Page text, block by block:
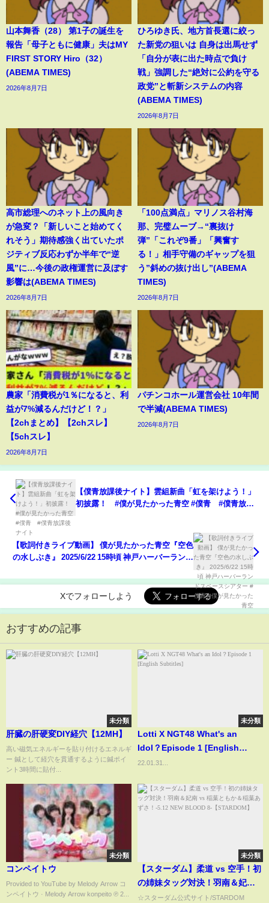
山本舞香（28） 第1子の誕生を
報告「母子ともに健康」夫はMY
FIRST STORY Hiro（32）
(ABEMA TIMES)
2026年8月7日
ひろゆき氏、地方首長選に絞っ
た新党の狙いは 自身は出馬せず
「自分が表に出た時点で負け
戦」強調した“絶対に公約を守る
政党”と斬新システムの内容
(ABEMA TIMES)
2026年8月7日
高市総理へのネット上の風向き
が急変？「新しいこと始めてく
れそう」期待感強く出ていたポ
ジティブ反応わずか半年で“逆
風”に…今後の政権運営に及ぼす
影響は(ABEMA TIMES)
2026年8月7日
「100点満点」マリノス谷村海
那、完璧ムーブ→“裏抜け
弾”「これぞ9番」「興奮す
る！」相手守備のギャップを狙
う”斜めの抜け出し”(ABEMA
TIMES)
2026年8月7日
農家「消費税が1％になると、利
益が7%減るんだけど！？」
【2chまとめ】【2chスレ】
【5chスレ】
2026年8月7日
パチンコホール運営会社 10年間
で半減(ABEMA TIMES)
2026年8月7日
【僕青放課後ナイト】雲組新曲「虹を架けよう！」
初披露！ #僕が見たかった青空 #僕青 #僕青放課
【歌詞付きライブ動画】 僕が見たかった青空『空色
の水しぶき』 2025/6/22 15時頃 神戸ハーバーランド
Xでフォローしよう
おすすめの記事
未分類
肝臓の肝硬変DIY経穴【12MH】
高い磁気エネルギーを貼り付けるエネルギ
ー 鍼として経穴を貫通するように鍼ポイ
ント3時間に貼付...
未分類
Lotti X NGT48 What's an
Idol？Episode 1 [English
Subtitles]
22.01.31...
未分類
コンペイトウ
Provided to YouTube by Melody Arrow コ
ンペイトウ · Melody Arrow konpeito ℗ 2...
未分類
【スターダム】柔道 vs 空手！初
の姉妹タッグ対決！羽南＆妃南
vs 稲葉ともか＆稲葉あず
☆スターダム公式サイト/STARDOM